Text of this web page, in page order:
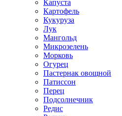
Капуста
Картофель
Кукуруза
Лук
Мангольд
Микрозелень
Морковь
Огурец
Пастернак овощной
Патиссон
Перец
Подсолнечник
Редис